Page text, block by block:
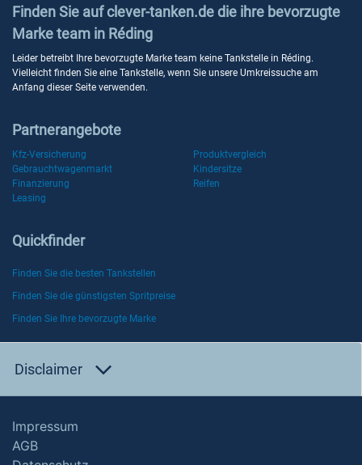
Finden Sie auf clever-tanken.de die ihre bevorzugte
Marke team in Réding
Leider betreibt Ihre bevorzugte Marke team keine Tankstelle in Réding.
Vielleicht finden Sie eine Tankstelle, wenn Sie unsere Umkreissuche am
Anfang dieser Seite verwenden.
Partnerangebote
Kfz-Versicherung
Produktvergleich
Gebrauchtwagenmarkt
Kindersitze
Finanzierung
Reifen
Leasing
Quickfinder
Finden Sie die besten Tankstellen
Finden Sie die günstigsten Spritpreise
Finden Sie Ihre bevorzugte Marke
Disclaimer
Impressum
AGB